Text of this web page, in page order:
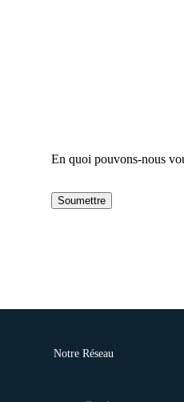
En quoi pouvons-nous
Soumettre
Notre Réseau